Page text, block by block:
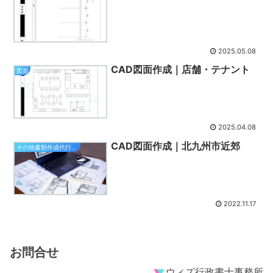
2025.05.08
図面 CAD図面作成｜店舗・テナント
2025.04.08
CAD図面作成｜北九州市近郊
2022.11.17
お問合せ